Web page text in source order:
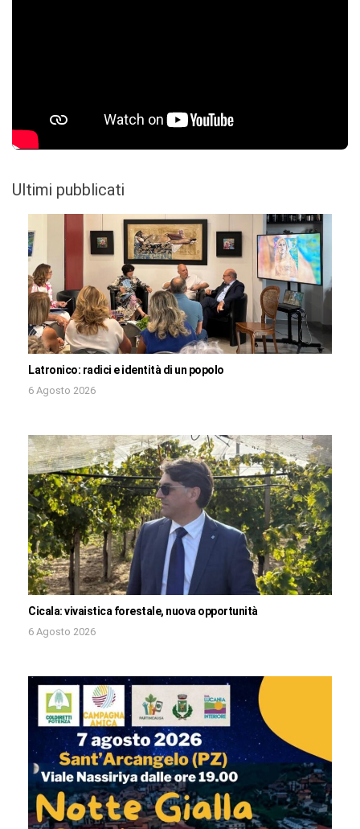
Ultimi pubblicati
Latronico: radici e identità di un popolo
6 Agosto 2026
Cicala: vivaistica forestale, nuova opportunità
6 Agosto 2026